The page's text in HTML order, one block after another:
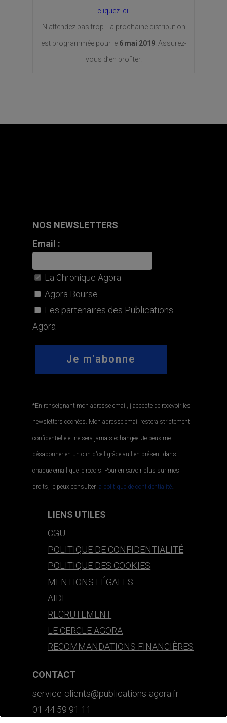
cliquez ici
N’attendez pas trop : la prochaine distribution
est programmée pour le 6 mai 2019. Assurez-
vous d’en profiter.
NOS NEWSLETTERS
Email :
La Chronique Agora
Agora Bourse
Les partenaires des Publications
Agora
*En renseignant mon adresse email, j'accepte de recevoir les
newsletters cochées. Mon adresse email restera strictement
confidentielle et ne sera jamais échangée. Je peux me
désabonner en un clin d'œil grâce au lien présent dans
chaque email que je reçois. Pour en savoir plus sur mes
droits, je peux consulter la politique de confidentialité..
LIENS UTILES
CGU
POLITIQUE DE CONFIDENTIALITÉ
POLITIQUE DES COOKIES
MENTIONS LÉGALES
AIDE
RECRUTEMENT
LE CERCLE AGORA
RECOMMANDATIONS FINANCIÈRES
CONTACT
service-clients@publications-agora.fr
01 44 59 91 11